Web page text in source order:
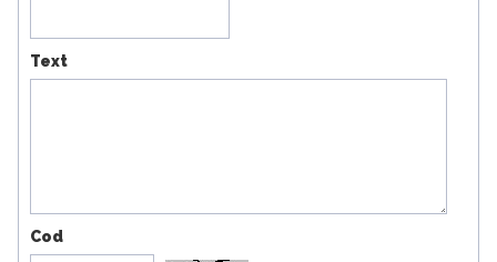
Text
Cod